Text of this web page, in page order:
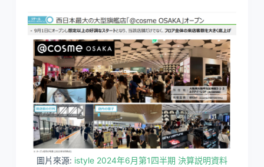
圖片來源: istyle 2024年6月第1四半期 決算説明資料